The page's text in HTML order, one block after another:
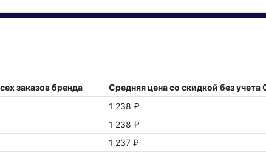
заказов бренда
Средняя цена со скидкой без учета
1 238 ₽
1 238 ₽
1 237 ₽